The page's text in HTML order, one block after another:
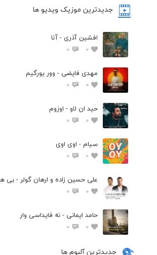
جدیدترین موزیک ویدیو ها
افشین آذری - آنا
0
0
مهدی فایضی - وور یورگیم
0
0
حید ان لاو - اوزوم
0
0
سیام - اوی اوی
0
0
علی حسین زاده و ارهان گولر - بی
0
0
حامد ایمانی - نه فایداسی وار
0
0
جدیدترین آلبوم ها